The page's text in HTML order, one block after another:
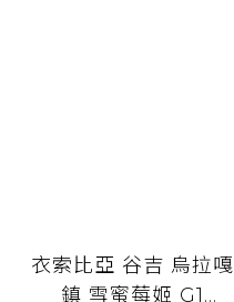
衣索比亞 谷吉 烏拉嘎
鎮 雪蜜莓姬 G1